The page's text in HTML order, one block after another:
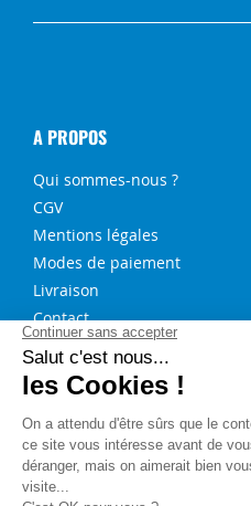
A PROPOS
Qui sommes-nous ?
CGV
Mentions légales
Modes de paiement
Livraison
Contact
NOS SERVICES
FAQ
Blog
Aide au choix rayonnage